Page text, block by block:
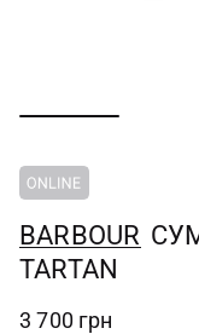
BARBOUR
TARTAN
3 700 грн